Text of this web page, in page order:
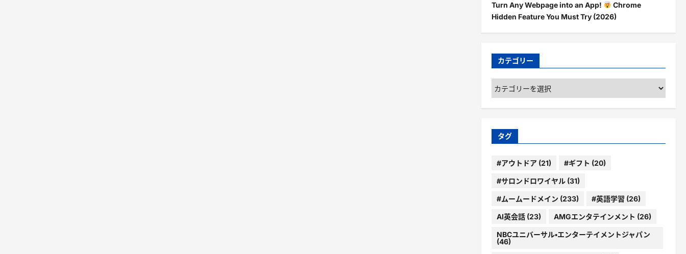
Turn Any Webpage into an App!
Chrome
Hidden Feature You Must Try (2026)
カテゴリー
カ
テ
ゴ
ー
タグ
#アウトドア(21) #ギフト (20)
#サロンドロワイヤル(31)
#ムームードメイン (233) #英語学習 (26)
AI英会話(23) AMGエンタテインメント (26)
NBCユニバーサル・エンターテイメントジャパン
(46)